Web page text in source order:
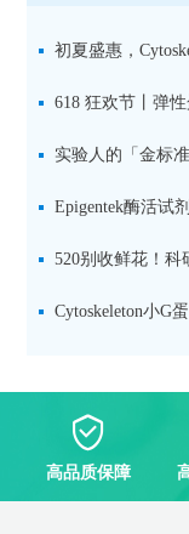
初夏盛惠，
品线放价啦！
618 狂欢节丨弹
实验人的「金标
限时一口价，手慢
Epigentek酶活试
双赋能，下单即
520别收鲜花！科
卡！
Cytoskeleton小G
高品质保障